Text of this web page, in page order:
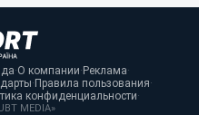
·О компании·Реклама·
·Правила пользования·
конфиденциальности·
MEDIA»